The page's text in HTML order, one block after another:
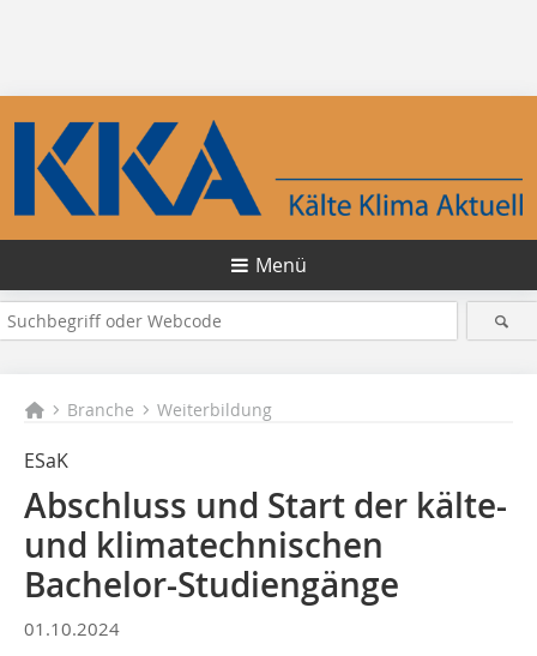
Menü
Branche Weiterbildung
ESaK
Abschluss und Start der kälte-
und klimatechnischen
Bachelor-Studiengänge
01.10.2024